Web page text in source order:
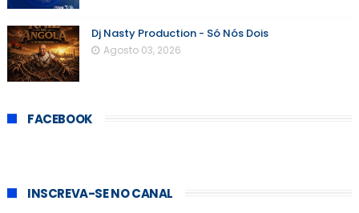
Dj Nasty Production - Só Nós Dois
Agosto 03, 2026
FACEBOOK
INSCREVA-SE NO CANAL